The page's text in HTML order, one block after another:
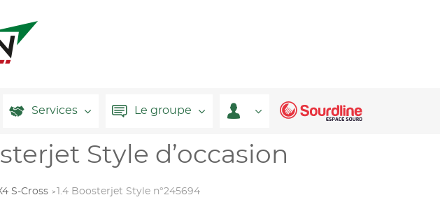
Services Le groupe
Style d’occasion
S-Cross 1.4 Boosterjet Style n°245694